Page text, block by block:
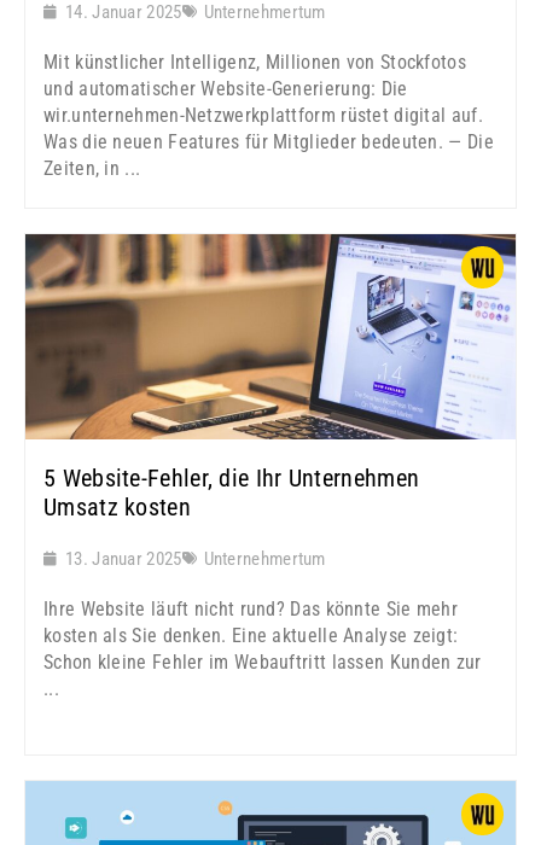
14. Januar 2025 Unternehmertum
Mit künstlicher Intelligenz, Millionen von Stockfotos
und automatischer Website-Generierung: Die
wir.unternehmen-Netzwerkplattform rüstet digital auf.
Was die neuen Features für Mitglieder bedeuten. — Die
Zeiten, in ...
5 Website-Fehler, die Ihr Unternehmen
Umsatz kosten
13. Januar 2025 Unternehmertum
Ihre Website läuft nicht rund? Das könnte Sie mehr
kosten als Sie denken. Eine aktuelle Analyse zeigt:
Schon kleine Fehler im Webauftritt lassen Kunden zur
...